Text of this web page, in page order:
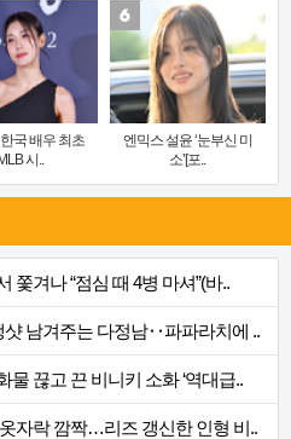
MLB 시..
엔믹스 설윤 ‘눈부신 미
소’[포..
쫓겨나 “점심 때 4병 마셔”(바..
샷 남겨주는 다정남‥파파라치에 ..
끊고 끈 비니키 소화 ‘역대급..
자락 깜짝…리즈 갱신한 인형 비..